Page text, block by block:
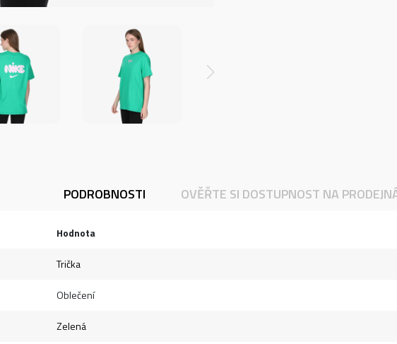
PODROBNOSTI OVĚŘTE SI DOSTUPNOST NA
Hodnota
Trička
Oblečení
Zelená